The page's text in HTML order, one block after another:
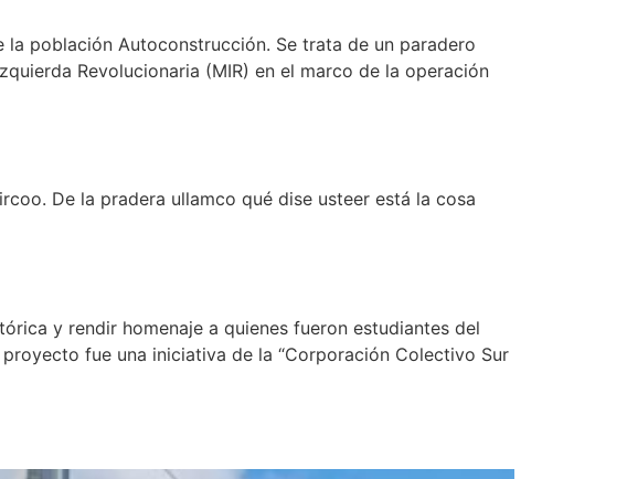
la población Autoconstrucción. Se trata de un paradero
Revolucionaria (MIR) en el marco de la operación
De la pradera ullamco qué dise usteer está la cosa
y rendir homenaje a quienes fueron estudiantes del
fue una iniciativa de la “Corporación Colectivo Sur